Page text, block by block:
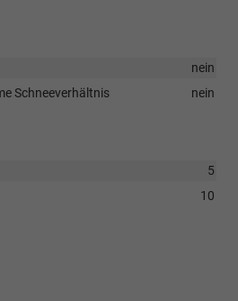
nein
Schneeverhältnis
nein
5
10